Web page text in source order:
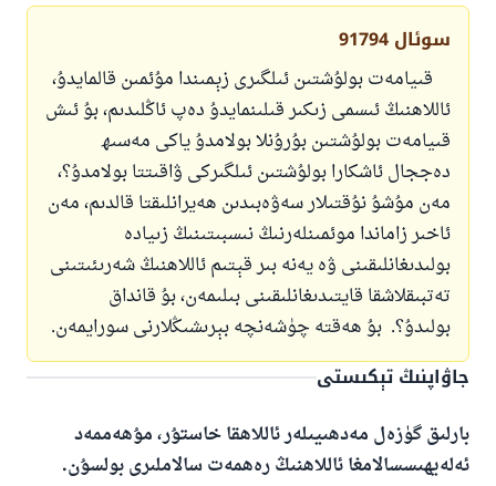
سوئال 91794
قىيامەت بولۇشتىن ئىلگىرى زېمىندا مۇئ‍مىن قالمايدۇ،
ئاللاھنىڭ ئىسمى زىكىر قىلىنمايدۇ دەپ ئاڭلىدىم، بۇ ئىش
قىيامەت بولۇشتىن بۇرۇنلا بولامدۇ ياكى مەسىھ
دەججال ئاشكارا بولۇشتىن ئىلگىركى ۋاقىتتا بولامدۇ؟،
مەن مۇشۇ نۇقتىلار سەۋەبىدىن ھەيرانلىقتا قالدىم، مەن
ئاخىر زاماندا موئ‍مىنلەرنىڭ نىسبىتىنىڭ زىيادە
بولىدىغانلىقىنى ۋە يەنە بىر قېتىم ئاللاھنىڭ شەرىئىتىنى
تەتبىقلاشقا قايتىدىغانلىقىنى بىلىمەن، بۇ قانداق
بولىدۇ؟. بۇ ھەقتە چۈشەنچە بېرىشىڭلارنى سورايمەن.
جاۋاپنىڭ تېكىستى
بارلىق گۈزەل مەدھىيىلەر ئاللاھقا خاستۇر، مۇھەممەد
ئەلەيھىسسالامغا ئاللاھنىڭ رەھمەت سالاملىرى بولسۇن.